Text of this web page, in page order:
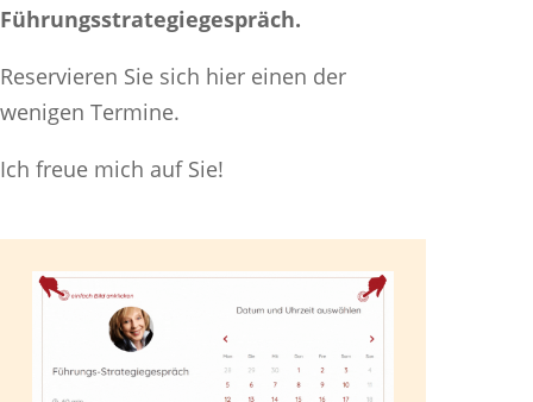
Führungsstrategiegespräch.
Reservieren Sie sich hier einen der
wenigen Termine.
Ich freue mich auf Sie!